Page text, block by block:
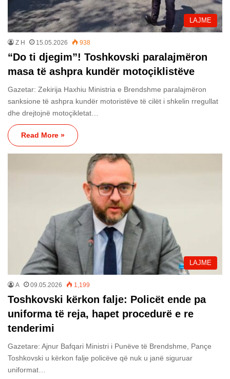
LAJME
Z H 15.05.2026 938
“Do ti djegim”! Toshkovski paralajmëron
masa të ashpra kundër motoçiklistëve
Gazetar: Zekirija Haxhiu Ministria e Brendshme paralajmëron
sanksione të ashpra kundër motoristëve të cilët i shkelin rregullat
dhe drejtojnë motoçikletat…
Read More »
LAJME
A 09.05.2026 1,199
Toshkovski kërkon falje: Policët ende pa
uniforma të reja, hapet procedurë e re
tenderimi
Gazetare: Ajnur Bafqari Ministri i Punëve të Brendshme, Pançe
Toshkovski u kërkon falje policëve që nuk u janë siguruar
uniformat…